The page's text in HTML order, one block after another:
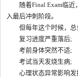
随着Final Exam临近
入最后冲刺阶段。
但每年这个时候，总
复习进度严重落后;
考前身体突然不适;
考试当天发烧生病;
心理状态异常影响发